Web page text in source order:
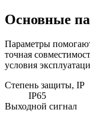
Основные
Параметры
точная
условия
Степень защиты, IP
IP65
Выходной сигнал